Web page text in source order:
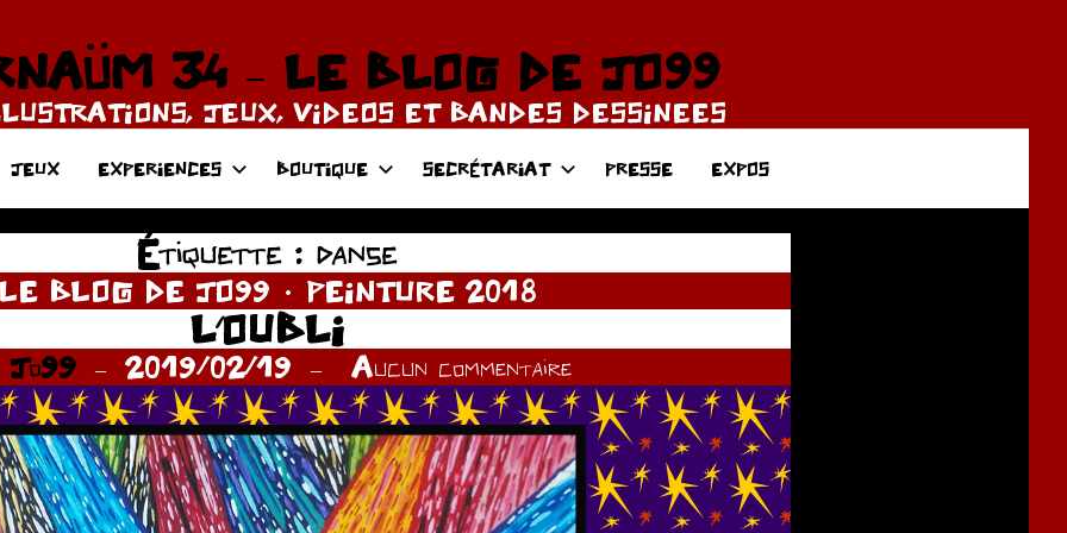
34 – LE BLOG DE JO99
JEUX, VIDEOS ET BANDES DESSINEES
JEUX EXPERIENCES BOUTIQUE SECRÉTARIAT PRESSE EXPOS
Étiquette : danse
LE BLOG DE JO99 PEINTURE 2018
L’OUBLI
Jo99 2019/02/19 Aucun commentaire